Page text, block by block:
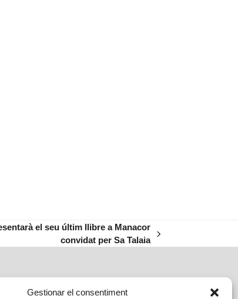
Gestionar el consentiment
el seu últim llibre a Manacor
convidat per Sa Talaia